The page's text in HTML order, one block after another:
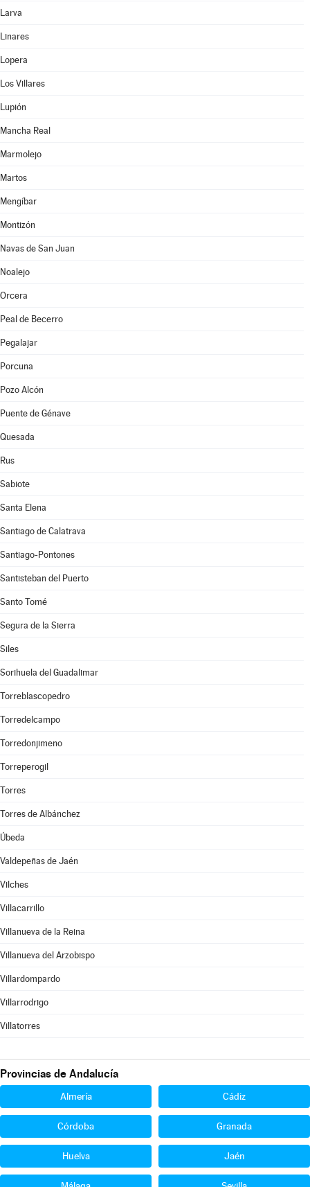
Larva
Linares
Lopera
Los Villares
Lupión
Mancha Real
Marmolejo
Martos
Mengíbar
Montizón
Navas de San Juan
Noalejo
Orcera
Peal de Becerro
Pegalajar
Porcuna
Pozo Alcón
Puente de Génave
Quesada
Rus
Sabiote
Santa Elena
Santiago de Calatrava
Santiago-Pontones
Santisteban del Puerto
Santo Tomé
Segura de la Sierra
Siles
Sorihuela del Guadalimar
Torreblascopedro
Torredelcampo
Torredonjimeno
Torreperogil
Torres
Torres de Albánchez
Úbeda
Valdepeñas de Jaén
Vilches
Villacarrillo
Villanueva de la Reina
Villanueva del Arzobispo
Villardompardo
Villarrodrigo
Villatorres
Provincias de Andalucía
Almería Cádiz
Córdoba Granada
Huelva Jaén